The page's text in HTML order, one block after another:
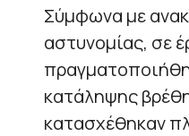
Σύμφωνα με
αστυνομίας, σε
κατάληψης
κατασχέθηκαν